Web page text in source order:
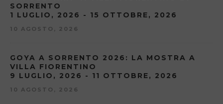
SORRENTO
1 LUGLIO, 2026 - 15 OTTOBRE, 2026
10 AGOSTO, 2026
GOYA A SORRENTO 2026: LA MOSTRA A
VILLA FIORENTINO
9 LUGLIO, 2026 - 11 OTTOBRE, 2026
10 AGOSTO, 2026